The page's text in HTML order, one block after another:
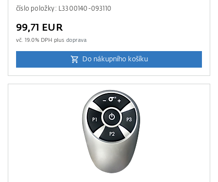
číslo položky: L3300140-093110
99,71 EUR
vč. 19.0% DPH plus doprava
Do nákupního košíku